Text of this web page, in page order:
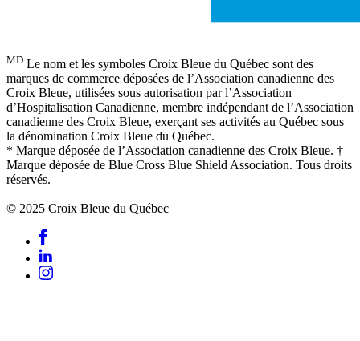
MD Le nom et les symboles Croix Bleue du Québec sont des
marques de commerce déposées de l’Association canadienne des
Croix Bleue, utilisées sous autorisation par l’Association
d’Hospitalisation Canadienne, membre indépendant de l’Association
canadienne des Croix Bleue, exerçant ses activités au Québec sous
la dénomination Croix Bleue du Québec.
* Marque déposée de l’Association canadienne des Croix Bleue. †
Marque déposée de Blue Cross Blue Shield Association. Tous droits
réservés.
© 2025 Croix Bleue du Québec